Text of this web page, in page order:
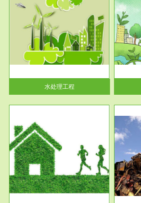
水处理工程
服务范围
园区环保管家
2016 年 4 月，环保部下发《关
于积极发挥环境保护作用促进供
给侧结...
服务范围
固体危险废物处理
固体废物解释：固体废物是指人
们在生产建设、日常生活和其他